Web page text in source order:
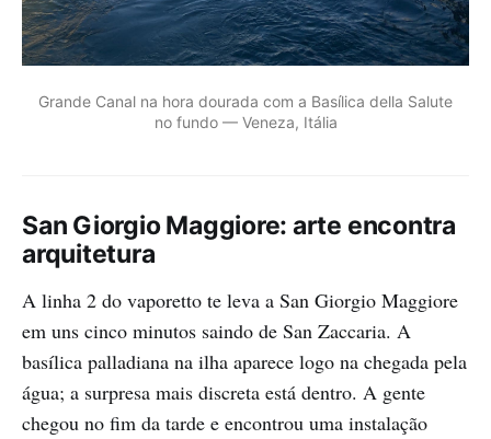
Grande Canal na hora dourada com a Basílica della Salute
no fundo — Veneza, Itália
San Giorgio Maggiore: arte encontra
arquitetura
A linha 2 do vaporetto te leva a San Giorgio Maggiore
em uns cinco minutos saindo de San Zaccaria. A
basílica palladiana na ilha aparece logo na chegada pela
água; a surpresa mais discreta está dentro. A gente
chegou no fim da tarde e encontrou uma instalação